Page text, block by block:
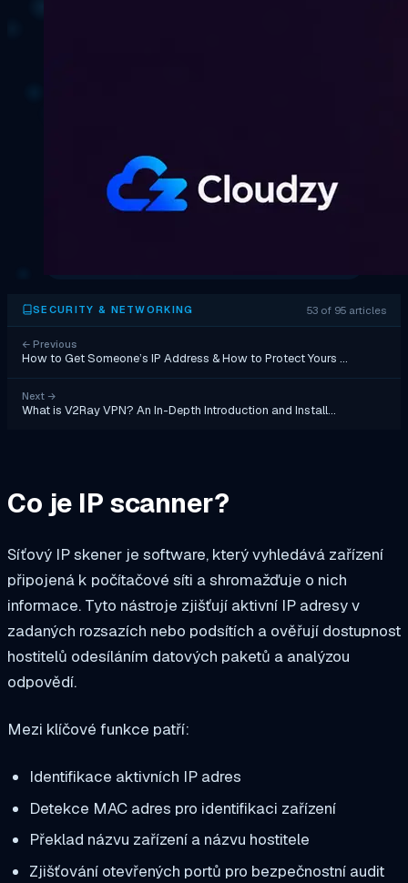
SECURITY & NETWORKING 53 of 95 articles
← Previous
How to Get Someone’s IP Address & How to Protect Yours …
Next →
What is V2Ray VPN? An In-Depth Introduction and Install…
Co je IP scanner?
Síťový IP skener je software, který vyhledává zařízení
připojená k počítačové síti a shromažďuje o nich
informace. Tyto nástroje zjišťují aktivní IP adresy v
zadaných rozsazích nebo podsítích a ověřují dostupnost
hostitelů odesíláním datových paketů a analýzou
odpovědí.
Mezi klíčové funkce patří:
Identifikace aktivních IP adres
Detekce MAC adres pro identifikaci zařízení
Překlad názvu zařízení a názvu hostitele
Zjišťování otevřených portů pro bezpečnostní audit